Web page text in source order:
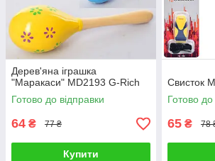
Дерев'яна іграшка
"Маракаси" MD2193 G-Rich
Готово до відправки
64 ₴ 77 ₴
Купити
Свисток
Готово до
65 ₴ 78